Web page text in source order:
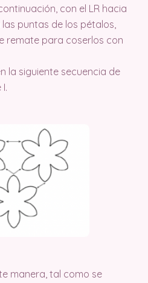
con el LR hacia
puntas de los pétalos,
remate para coserlos con
la siguiente secuencia de
manera, tal como se